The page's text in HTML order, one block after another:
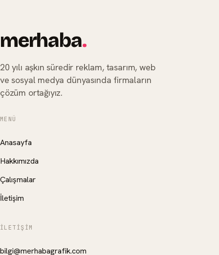
merhaba.
20 yılı aşkın süredir reklam, tasarım, web
ve sosyal medya dünyasında firmaların
çözüm ortağıyız.
MENÜ
Anasayfa
Hakkımızda
Çalışmalar
İletişim
İLETIŞIM
bilgi@merhabagrafik.com